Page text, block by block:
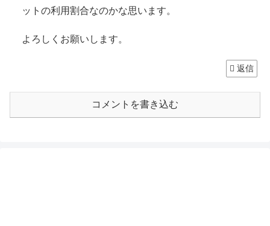
ットの利用割合なのかな思います。
よろしくお願いします。
返信
コメントを書き込む